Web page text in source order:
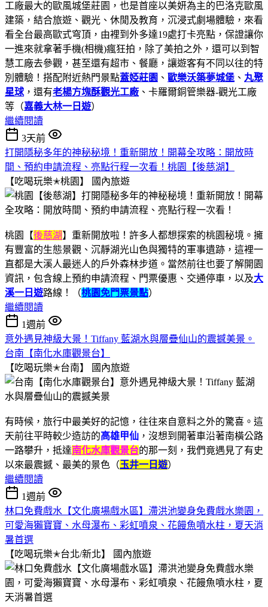
工廠最大的歐風城堡莊園，也是首座以美妍為主的巴洛克歐風
建築，結合旅遊、觀光、休閒及教育，沉浸式劇場體驗，來看
看全台最高歐式穹頂，由裡到外多達19處打卡亮點，保證讓你
一進來就拿著手機(相機)瘋狂拍，除了美拍之外，還可以到智
慧工廠去參觀，甚至還有超市、餐廳，讓遊客有不同以往的特
別體驗！搭配附近熱門景點蓋婭莊園 、 歐樂沃築夢城堡 、 丸聚
星球 ，還有老楊方塊酥觀光工廠 、卡羅爾銅管樂器-觀光工廠
等（嘉義大林一日遊）
繼續閱讀
3天前
打開隱秘多年的神秘秘境！重新開放！開幕全攻略：開放時
間、預約申請流程、亮點行程一次看！桃園【後慈湖】
【吃喝玩樂✭桃園】
國內旅遊
桃園【後慈湖】重新開放啦！許多人都想探索的桃園秘境。擁
有豐富的生態景觀、沉靜湖光山色與獨特的軍事遺跡，這裡一
直都是大溪人最迷人的戶外森林步道。當然前往也要了解開園
資訊，包含線上預約申請流程、門票優惠、交通停車，以及大
溪一日遊路線！（桃園免門票景點）
繼續閱讀
1週前
意外遇見神級大景！Tiffany 藍湖水與層疊仙山的震撼美景。
台南【南化水庫觀景台】
【吃喝玩樂✭台南】
國內旅遊
有時候，旅行中最美好的記憶，往往來自意料之外的驚喜。這
天前往平時較少造訪的高雄甲仙 ，沒想到開著車沿著南橫公路
一路攀升，抵達南化水庫觀景台的那一刻，我們竟遇見了有史
以來最震撼、最美的景色（玉井一日遊）
繼續閱讀
1週前
林口免費戲水【文化廣場戲水區】滯洪池變身免費戲水樂園，
可愛海獺寶寶、水母瀑布、彩虹噴泉、花饅魚噴水柱，夏天消
暑首選
【吃喝玩樂✭台北/新北】
國內旅遊